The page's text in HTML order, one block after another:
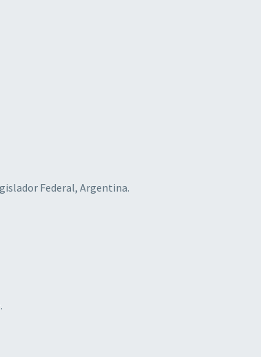
Federal, Argentina.